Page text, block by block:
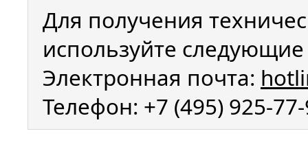
Для получения
используйте
Электронная почта:
Телефон: +7 (495) 925-